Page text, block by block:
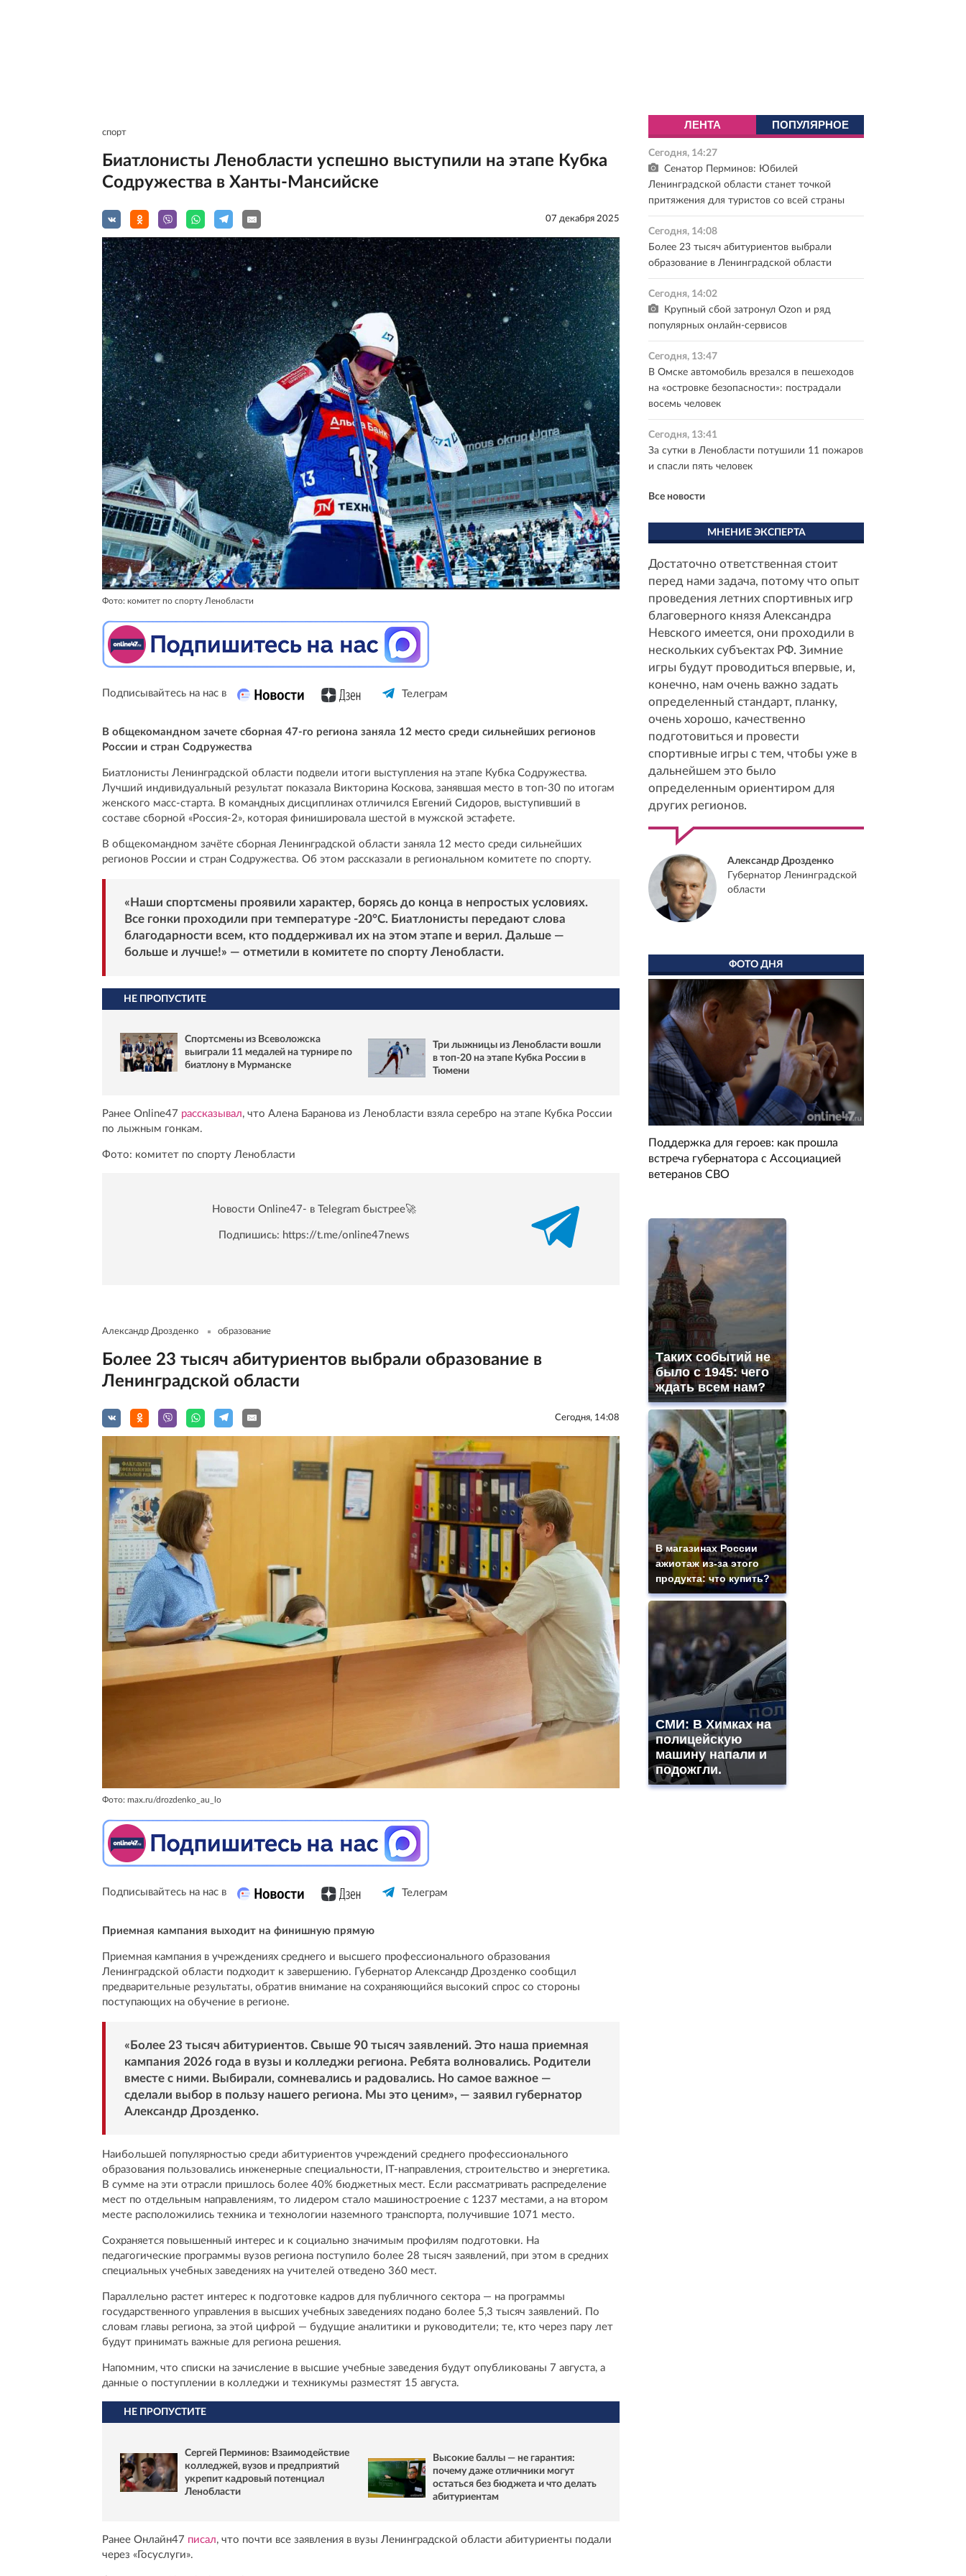
спорт
Биатлонисты Ленобласти успешно выступили на этапе Кубка
Содружества в Ханты-Мансийске
07 декабря 2025
Фото: комитет по спорту Ленобласти
Подписывайтесь на нас в Телеграм
В общекомандном зачете сборная 47-го региона заняла 12 место среди сильнейших регионов
России и стран Содружества
Биатлонисты Ленинградской области подвели итоги выступления на этапе Кубка Содружества.
Лучший индивидуальный результат показала Викторина Коскова, занявшая место в топ-30 по итогам
женского масс-старта. В командных дисциплинах отличился Евгений Сидоров, выступивший в
составе сборной «Россия-2», которая финишировала шестой в мужской эстафете.
В общекомандном зачёте сборная Ленинградской области заняла 12 место среди сильнейших
регионов России и стран Содружества. Об этом рассказали в региональном комитете по спорту.
«Наши спортсмены проявили характер, борясь до конца в непростых условиях.
Все гонки проходили при температуре -20°C. Биатлонисты передают слова
благодарности всем, кто поддерживал их на этом этапе и верил. Дальше —
больше и лучше!» — отметили в комитете по спорту Ленобласти.
НЕ ПРОПУСТИТЕ
Спортсмены из Всеволожска
выиграли 11 медалей на турнире по
биатлону в Мурманске
Три лыжницы из Ленобласти вошли
в топ-20 на этапе Кубка России в
Тюмени
Ранее Online47 рассказывал, что Алена Баранова из Ленобласти взяла серебро на этапе Кубка России
по лыжным гонкам.
Фото: комитет по спорту Ленобласти
Новости Online47- в Telegram быстрее🚀
Подпишись: https://t.me/online47news
Александр Дрозденко образование
Более 23 тысяч абитуриентов выбрали образование в
Ленинградской области
Сегодня, 14:08
Фото: max.ru/drozdenko_au_lo
Подписывайтесь на нас в Телеграм
Приемная кампания выходит на финишную прямую
Приемная кампания в учреждениях среднего и высшего профессионального образования
Ленинградской области подходит к завершению. Губернатор Александр Дрозденко сообщил
предварительные результаты, обратив внимание на сохраняющийся высокий спрос со стороны
поступающих на обучение в регионе.
«Более 23 тысяч абитуриентов. Свыше 90 тысяч заявлений. Это наша приемная
кампания 2026 года в вузы и колледжи региона. Ребята волновались. Родители
вместе с ними. Выбирали, сомневались и радовались. Но самое важное —
сделали выбор в пользу нашего региона. Мы это ценим», — заявил губернатор
Александр Дрозденко.
Наибольшей популярностью среди абитуриентов учреждений среднего профессионального
образования пользовались инженерные специальности, IT-направления, строительство и энергетика.
В сумме на эти отрасли пришлось более 40% бюджетных мест. Если рассматривать распределение
мест по отдельным направлениям, то лидером стало машиностроение с 1237 местами, а на втором
месте расположились техника и технологии наземного транспорта, получившие 1071 место.
Сохраняется повышенный интерес и к социально значимым профилям подготовки. На
педагогические программы вузов региона поступило более 28 тысяч заявлений, при этом в средних
специальных учебных заведениях на учителей отведено 360 мест.
Параллельно растет интерес к подготовке кадров для публичного сектора — на программы
государственного управления в высших учебных заведениях подано более 5,3 тысяч заявлений. По
словам главы региона, за этой цифрой — будущие аналитики и руководители; те, кто через пару лет
будут принимать важные для региона решения.
Напомним, что списки на зачисление в высшие учебные заведения будут опубликованы 7 августа, а
данные о поступлении в колледжи и техникумы разместят 15 августа.
НЕ ПРОПУСТИТЕ
Сергей Перминов: Взаимодействие
колледжей, вузов и предприятий
укрепит кадровый потенциал
Ленобласти
Высокие баллы — не гарантия:
почему даже отличники могут
остаться без бюджета и что делать
абитуриентам
Ранее Онлайн47 писал, что почти все заявления в вузы Ленинградской области абитуриенты подали
через «Госуслуги».
ЛЕНТА ПОПУЛЯРНОЕ
Сегодня, 14:27
Сенатор Перминов: Юбилей
Ленинградской области станет точкой
притяжения для туристов со всей страны
Сегодня, 14:08
Более 23 тысяч абитуриентов выбрали
образование в Ленинградской области
Сегодня, 14:02
Крупный сбой затронул Ozon и ряд
популярных онлайн-сервисов
Сегодня, 13:47
В Омске автомобиль врезался в пешеходов
на «островке безопасности»: пострадали
восемь человек
Сегодня, 13:41
За сутки в Ленобласти потушили 11 пожаров
и спасли пять человек
Все новости
МНЕНИЕ ЭКСПЕРТА
Достаточно ответственная стоит
перед нами задача, потому что опыт
проведения летних спортивных игр
благоверного князя Александра
Невского имеется, они проходили в
нескольких субъектах РФ. Зимние
игры будут проводиться впервые, и,
конечно, нам очень важно задать
определенный стандарт, планку,
очень хорошо, качественно
подготовиться и провести
спортивные игры с тем, чтобы уже в
дальнейшем это было
определенным ориентиром для
других регионов.
Александр Дрозденко
Губернатор Ленинградской
области
ФОТО ДНЯ
Поддержка для героев: как прошла
встреча губернатора с Ассоциацией
ветеранов СВО
Таких событий не
было с 1945: чего
ждать всем нам?
В магазинах России
ажиотаж из-за этого
продукта: что купить?
СМИ: В Химках на
полицейскую
машину напали и
подожгли.